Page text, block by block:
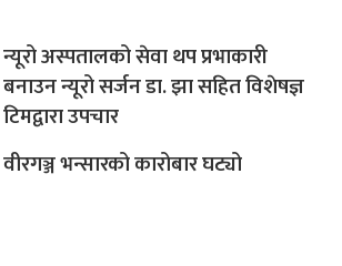
न्यूरो अस्पतालको सेवा थप प्रभाकारी
बनाउन न्यूरो सर्जन डा. झा सहित विशेषज्ञ
टिमद्वारा उपचार
वीरगञ्ज भन्सारको कारोबार घट्यो